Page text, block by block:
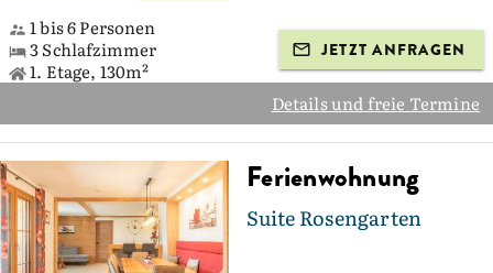
1 bis 6 Personen
3 Schlafzimmer
1. Etage, 130m²
JETZT ANFRAGEN
Details und freie Termine
Ferienwohnung
Suite Rosengarten